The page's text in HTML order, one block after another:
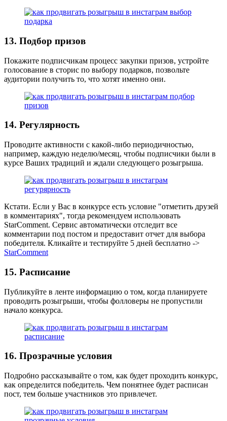
13. Подбор призов
Покажите подписчикам процесс закупки призов, устройте
голосование в сторис по выбору подарков, позвольте
аудитории получить то, что хотят именно они.
14. Регулярность
Проводите активности с какой-либо периодичностью,
например, каждую неделю/месяц, чтобы подписчики были в
курсе Ваших традиций и ждали следующего розыгрыша.
Кстати. Если у Вас в конкурсе есть условие "отметить друзей
в комментариях", тогда рекомендуем использовать
StarComment. Сервис автоматически отследит все
комментарии под постом и предоставит отчет для выбора
победителя. Кликайте и тестируйте 5 дней бесплатно ->
StarComment
15. Расписание
Публикуйте в ленте информацию о том, когда планируете
проводить розыгрыши, чтобы фолловеры не пропустили
начало конкурса.
16. Прозрачные условия
Подробно рассказывайте о том, как будет проходить конкурс,
как определится победитель. Чем понятнее будет расписан
пост, тем больше участников это привлечет.